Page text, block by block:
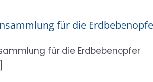
für die
für die Erdbebenopfer